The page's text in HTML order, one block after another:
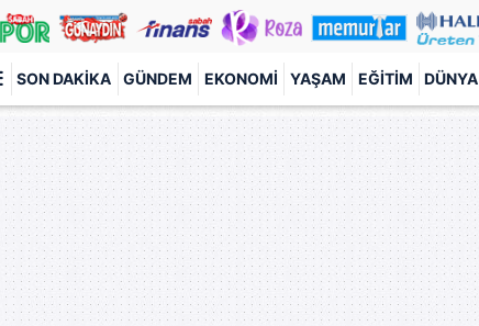
SON DAKIKA GÜNDEM EKONOMI YAŞAM EĞITIM DÜNYA